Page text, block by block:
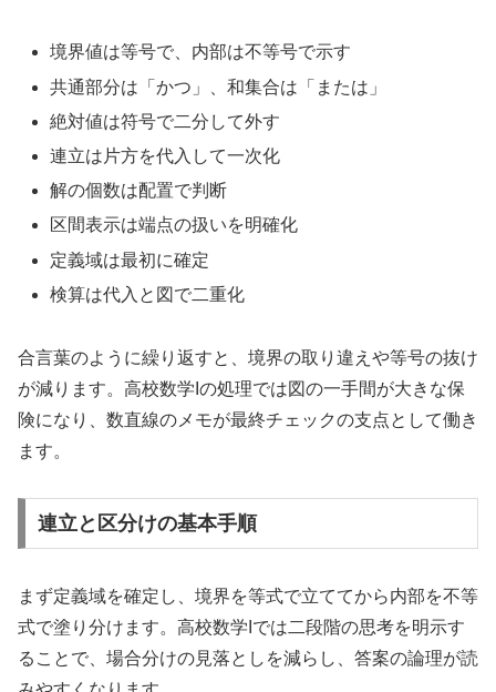
境界値は等号で、内部は不等号で示す
共通部分は「かつ」、和集合は「または」
絶対値は符号で二分して外す
連立は片方を代入して一次化
解の個数は配置で判断
区間表示は端点の扱いを明確化
定義域は最初に確定
検算は代入と図で二重化
合言葉のように繰り返すと、境界の取り違えや等号の抜け
が減ります。高校数学Iの処理では図の一手間が大きな保
険になり、数直線のメモが最終チェックの支点として働き
ます。
連立と区分けの基本手順
まず定義域を確定し、境界を等式で立ててから内部を不等
式で塗り分けます。高校数学Iでは二段階の思考を明示す
ることで、場合分けの見落としを減らし、答案の論理が読